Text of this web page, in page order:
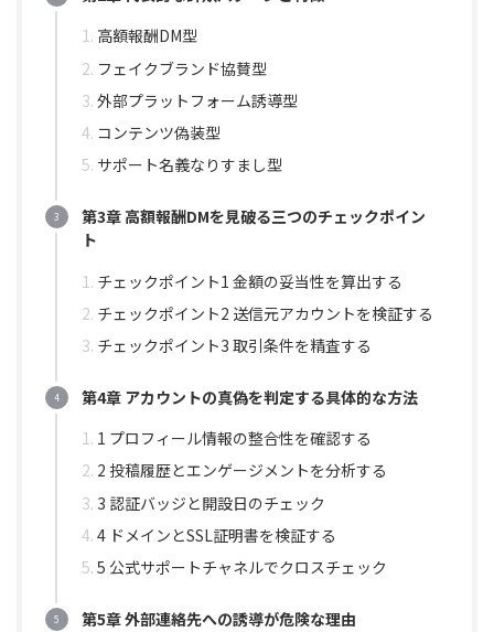
高額報酬DM型
フェイクブランド協賛型
外部プラットフォーム誘導型
コンテンツ偽装型
サポート名義なりすまし型
第3章 高額報酬DMを見破る三つのチェックポイン
ト
チェックポイント1 金額の妥当性を算出する
チェックポイント2 送信元アカウントを検証する
チェックポイント3 取引条件を精査する
第4章 アカウントの真偽を判定する具体的な方法
1 プロフィール情報の整合性を確認する
2 投稿履歴とエンゲージメントを分析する
3 認証バッジと開設日のチェック
4 ドメインとSSL証明書を検証する
5 公式サポートチャネルでクロスチェック
第5章 外部連絡先への誘導が危険な理由